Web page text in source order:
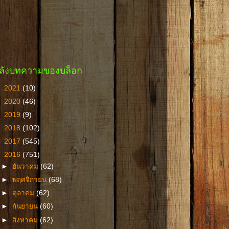
งบทความของบล็อก
2021 (10)
2020 (46)
2019 (9)
2018 (102)
2017 (545)
2016 (751)
► ธันวาคม(62)
►พฤศจิกายน(68)
► ตุลาคม(62)
► กันยายน(60)
►สิงหาคม(62)